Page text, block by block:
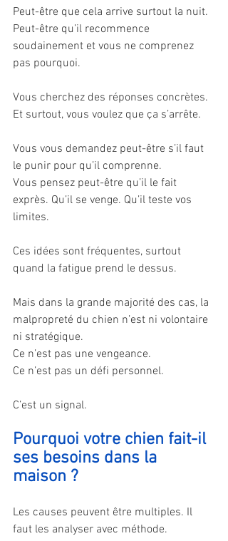
Peut-être que cela arrive surtout la nuit.
Peut-être qu’il recommence
soudainement et vous ne comprenez
pas pourquoi.
Vous cherchez des réponses concrètes.
Et surtout, vous voulez que ça s’arrête.
Vous vous demandez peut-être s’il faut
le punir pour qu’il comprenne.
Vous pensez peut-être qu’il le fait
exprès. Qu’il se venge. Qu’il teste vos
limites.
Ces idées sont fréquentes, surtout
quand la fatigue prend le dessus.
Mais dans la grande majorité des cas, la
malpropreté du chien n’est ni volontaire
ni stratégique.
Ce n’est pas une vengeance.
Ce n’est pas un défi personnel.
C’est un signal.
Pourquoi votre chien fait-il
ses besoins dans la
maison ?
Les causes peuvent être multiples. Il
faut les analyser avec méthode.